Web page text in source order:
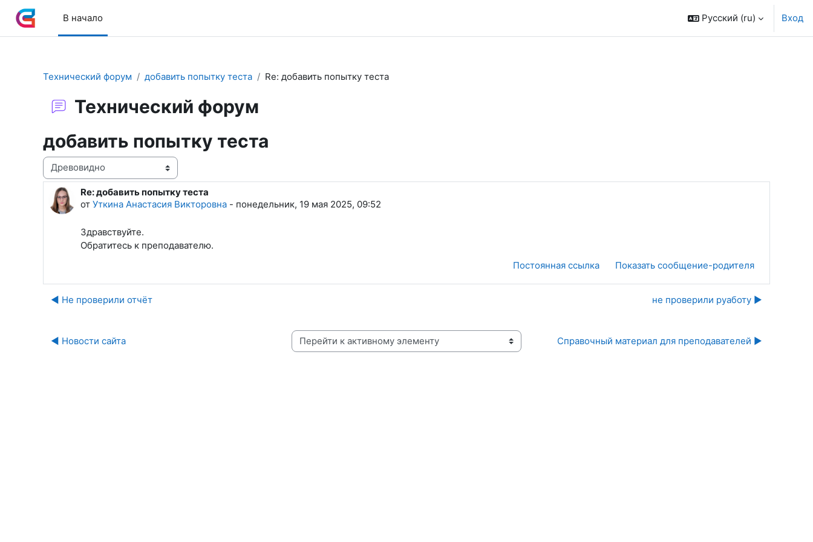
Перейти к основному содержанию
В начало
Русский ‎(ru)‎ Вход
Технический форум добавить попытку теста Re: добавить попытку теста
Технический форум
добавить попытку теста
Режим отображения
Re: добавить попытку теста
от Уткина Анастасия Викторовна - понедельник, 19 мая 2025, 09:52
Количество ответов: 0
Здравствуйте.
Обратитесь к преподавателю.
Постоянная ссылка
Показать сообщение-родителя
◀︎ Не проверили отчёт не проверили руаботу ▶︎
◀︎ Новости сайта Перейти к активному элементу Справочный материал для преподавателей ▶︎